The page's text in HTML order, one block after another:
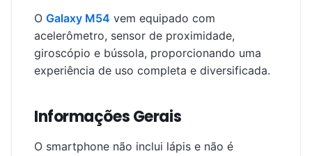
O Galaxy M54 vem equipado com
acelerômetro, sensor de proximidade,
giroscópio e bússola, proporcionando uma
experiência de uso completa e diversificada.
Informações Gerais
O smartphone não inclui lápis e não é